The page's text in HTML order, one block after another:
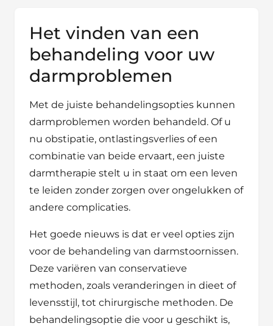
Het vinden van een
behandeling voor uw
darmproblemen
Met de juiste behandelingsopties kunnen
darmproblemen worden behandeld. Of u
nu obstipatie, ontlastingsverlies of een
combinatie van beide ervaart, een juiste
darmtherapie stelt u in staat om een leven
te leiden zonder zorgen over ongelukken of
andere complicaties.
Het goede nieuws is dat er veel opties zijn
voor de behandeling van darmstoornissen.
Deze variëren van conservatieve
methoden, zoals veranderingen in dieet of
levensstijl, tot chirurgische methoden. De
behandelingsoptie die voor u geschikt is,